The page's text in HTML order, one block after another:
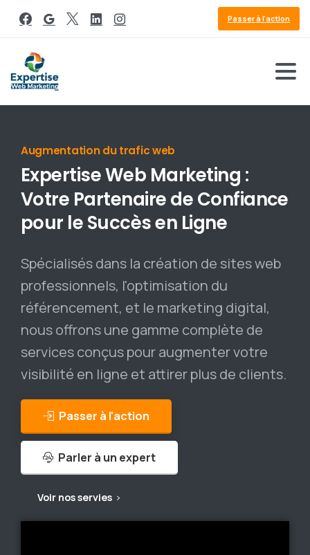
Passer à l'action
Référencement Google
ExpertiseWeb Marketing :
Votre PartenairedeConfiance
pour leSuccèsen Ligne
Spécialisés dans la création de sites web
professionnels, l'optimisation du
référencement, et le marketing digital,
nous offrons une gamme complète de
services conçus pour augmenter votre
visibilité en ligne et attirer plus de clients.
Passer à l'action
Parler à un expert
Voir nos servies